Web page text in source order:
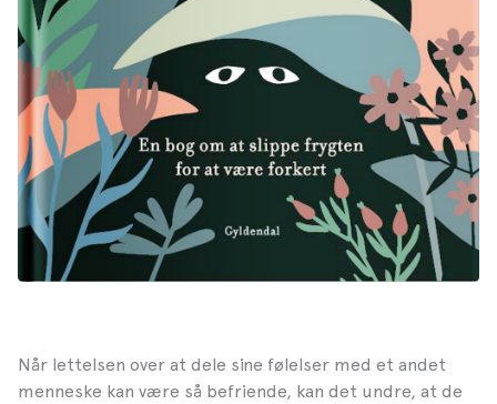
Når lettelsen over at dele sine følelser med et andet
menneske kan være så befriende, kan det undre, at de